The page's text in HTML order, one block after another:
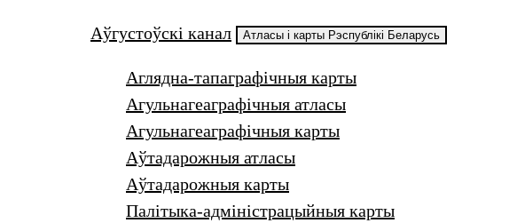
Аўгустоўскі канал Атласы і карты Рэспублікі Беларусь
Аглядна-тапаграфічныя карты
Агульнагеаграфічныя атласы
Агульнагеаграфічныя карты
Аўтадарожныя атласы
Аўтадарожныя карты
Палітыка-адміністрацыйныя карты